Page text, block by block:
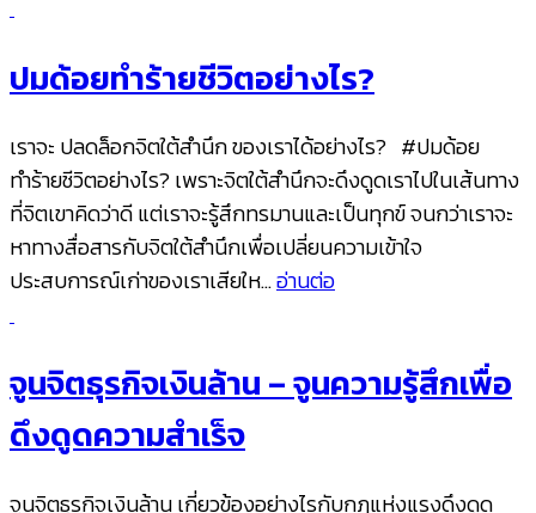
ปมด้อยทำร้ายชีวิตอย่างไร?
เราจะ ปลดล็อกจิตใต้สำนึก ของเราได้อย่างไร? #ปมด้อย
ทำร้ายชีวิตอย่างไร? เพราะจิตใต้สำนึกจะดึงดูดเราไปในเส้นทาง
ที่จิตเขาคิดว่าดี แต่เราจะรู้สึกทรมานและเป็นทุกข์ จนกว่าเราจะ
หาทางสื่อสารกับจิตใต้สำนึกเพื่อเปลี่ยนความเข้าใจ
ประสบการณ์เก่าของเราเสียให…อ่านต่อ
จูนจิตธุรกิจเงินล้าน – จูนความรู้สึกเพื่อ
ดึงดูดความสำเร็จ
จูนจิตธุรกิจเงินล้าน เกี่ยวข้องอย่างไรกับกฎแห่งแรงดึงดูด